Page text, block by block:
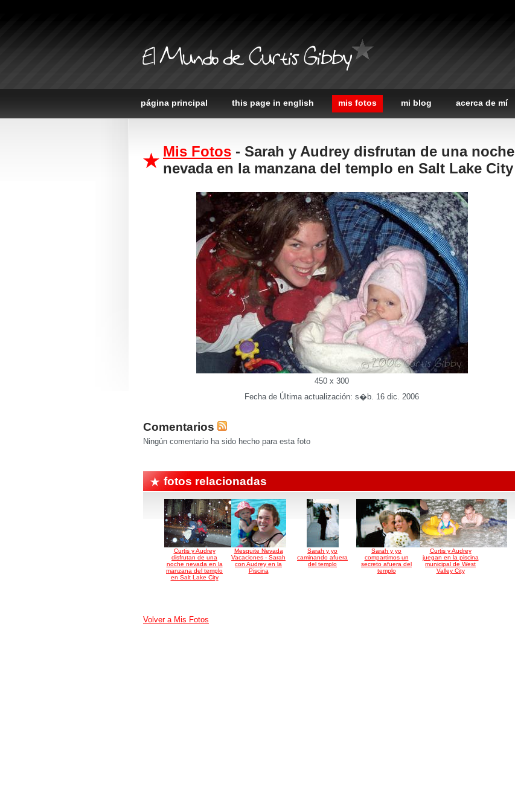
El Mundo de Curtis Gibby
página principal this page in english mis fotos mi blog acerca de mí
Mis Fotos - Sarah y Audrey disfrutan de una noche
nevada en la manzana del templo en Salt Lake City
450 x 300
Fecha de Última actualización: s�b. 16 dic. 2006
Comentarios
Ningún comentario ha sido hecho para esta foto
fotos relacionadas
Curtis y Audrey
disfrutan de una
noche nevada en la
manzana del templo
en Salt Lake City
Mesquite Nevada
Vacaciones - Sarah
con Audrey en la
Piscina
Sarah y yo
caminando afuera
del templo
Sarah y yo
compartimos un
secreto afuera del
templo
Curtis y Audrey
juegan en la piscina
municipal de West
Valley City
Volver a Mis Fotos